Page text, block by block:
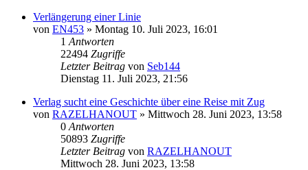
Verlängerung einer Linie
von EN453 » Montag 10. Juli 2023, 16:01
1 Antworten
22494 Zugriffe
Letzter Beitrag von Seb144
Dienstag 11. Juli 2023, 21:56
Verlag sucht eine Geschichte über eine Reise mit Zug
von RAZELHANOUT » Mittwoch 28. Juni 2023, 13:58
0 Antworten
50893 Zugriffe
Letzter Beitrag von RAZELHANOUT
Mittwoch 28. Juni 2023, 13:58